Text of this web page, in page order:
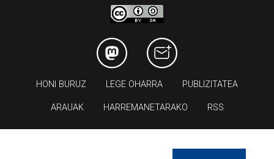
HONI BURUZ LEGE OHARRA PUBLIZITATEA
ARAUAK HARREMANETARAKO RSS